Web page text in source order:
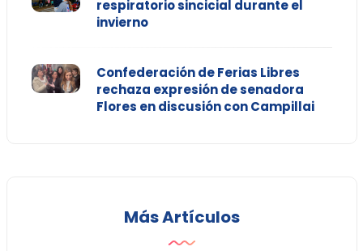
respiratorio sincicial durante el
invierno
Confederación de Ferias Libres
rechaza expresión de senadora
Flores en discusión con Campillai
Más Artículos